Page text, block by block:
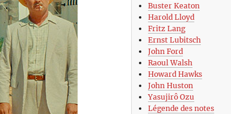
Buster Keaton
Harold Lloyd
Fritz Lang
Ernst Lubitsch
John Ford
Raoul Walsh
Howard Hawks
John Huston
Yasujirô Ozu
Légende des notes